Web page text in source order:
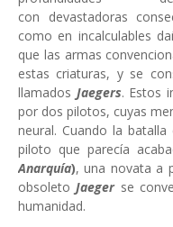
con devastadoras
como en incalculables
que las armas
estas criaturas, y se
llamados Jaegers. Estos
por dos pilotos, cuyas
neural. Cuando la
piloto que parecía
Anarquía), una novata a
obsoletoJaeger se
humanidad.